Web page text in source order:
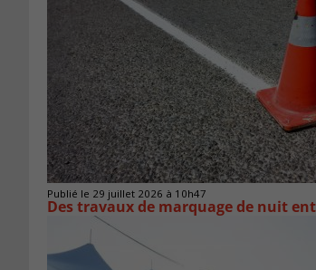
Publié le 29 juillet 2026 à 10h47
Des travaux de marquage de nuit